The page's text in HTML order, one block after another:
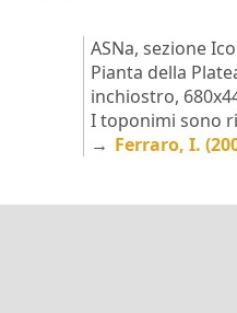
ASNa, sezione
Pianta della
inchiostro,
I toponimi sono
→ Ferraro, I.